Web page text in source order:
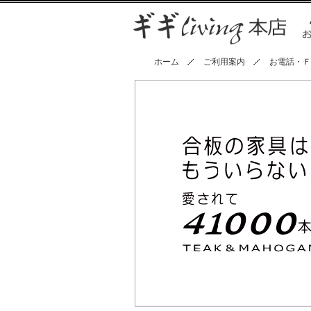
ホーム ご利用案内 お電話・